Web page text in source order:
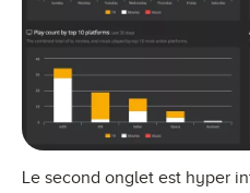
Le second onglet est hyper